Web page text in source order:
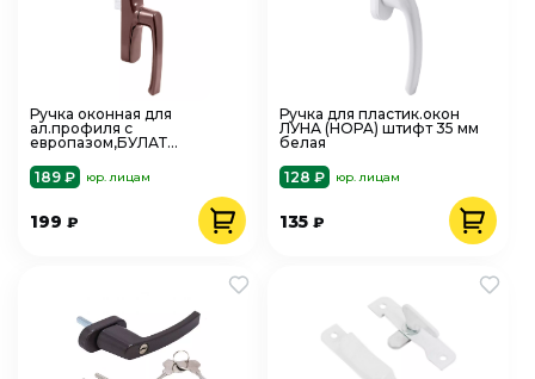
Ручка оконная для
ал.профиля с
европазом,БУЛАТ
ригель)
189 ₽ юр. лицам
199 ₽
Ручка для пластик.окон
ЛУНА (HOPA) штифт 35 мм
белая
128 ₽
юр. лицам
135₽